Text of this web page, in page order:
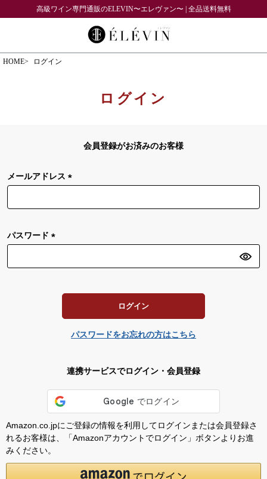
高級ワイン専門通販のELEVIN〜エレヴァン〜 | 全品送料無料
HOME ログイン
ログイン
会員登録がお済みのお客様
メールアドレス
パスワード
ログイン
パスワードをお忘れの方はこちら
連携サービスでログイン・会員登録
Amazon.co.jpにご登録の情報を利用してログインまたは会員登録さ
れるお客様は、「Amazonアカウントでログイン」ボタンよりお進
みください。